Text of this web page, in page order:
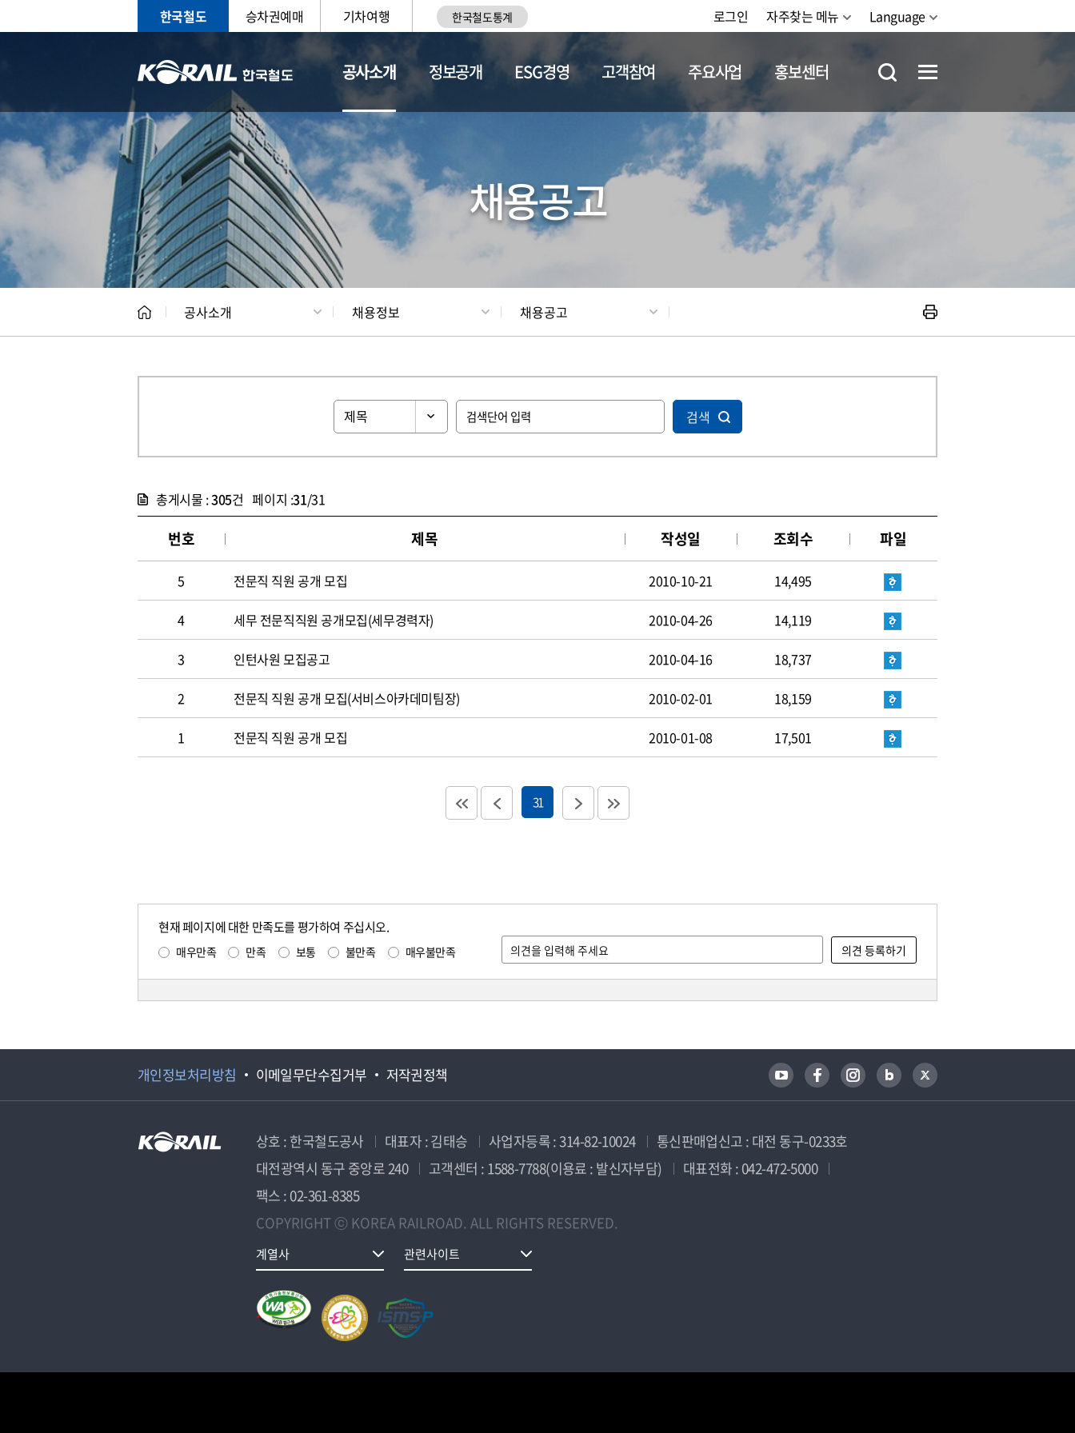
한국철도 승차권예매 기차여행 한국철도통계 로그인 자주찾는 메뉴 Language
공사소개
CEO 일반현황 채용정보
정보공개 ESG경영 고객참여 주요사업 홍보센터
채용공고
공사소개 채용정보 채용공고
검색
총게시물 :305건 페이지 :31/31
번호 제목 작성일 조회수 파일
5 전문직 직원 공개 모집 2010-10-21 14,495
4 세무 전문직직원 공개모집(세무경력자) 2010-04-26 14,119
3 인턴사원 모집공고 2010-04-16 18,737
2 전문직 직원 공개 모집(서비스아카데미팀장) 2010-02-01 18,159
1 전문직 직원 공개 모집 2010-01-08 17,501
31
현재 페이지에 대한 만족도를 평가하여 주십시오.
매우만족 만족 보통 불만족 매우불만족
개인정보처리방침 이메일무단수집거부 저작권정책
상호 : 한국철도공사 대표자 : 김태승 사업자등록 : 314-82-10024
통신판매업신고 : 대전 동구-0233호
대전광역시 동구 중앙로 240
고객센터 : 1588-7788(이용료 : 발신자부담)
대표전화 : 042-472-5000
팩스 : 02-361-8385
COPYRIGHT ⓒ KOREA RAILROAD. ALL RIGHTS RESERVED.
계열사 관련사이트